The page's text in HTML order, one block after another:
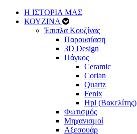
Η ΙΣΤΟΡΙΑ ΜΑΣ
ΚΟΥΖΙΝΑ
Έπιπλα Κουζίνας
Παρουσίαση
3D Design
Πάγκος
Ceramic
Corian
Quartz
Fenix
Hpl (Βακελίτης)
Φωτισμός
Μηχανισμοί
Αξεσουάρ